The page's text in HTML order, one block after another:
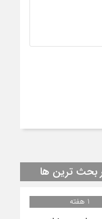
بحث ترین ها
1 هفته